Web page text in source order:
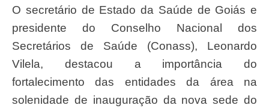
O secretário de Estado da Saúde de Goiás e
presidente do Conselho Nacional dos
Secretários de Saúde (Conass), Leonardo
Vilela, destacou a importância do
fortalecimento das entidades da área na
solenidade de inauguração da nova sede do